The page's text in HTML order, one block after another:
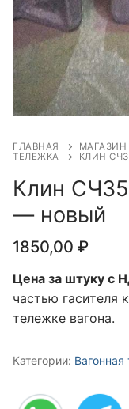
ГЛАВНАЯ МАГАЗИН
ТЕЛЕЖКА
КЛИН
Клин
— новый
1850,00 ₽
Цена за штуку с
частью гасителя
тележке вагона.
Категории: Вагонная